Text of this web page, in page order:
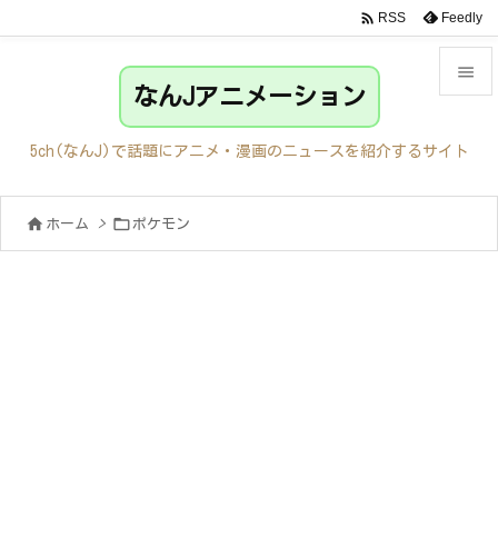

サイド
前へ
 RSS Feedly
なんJアニメーション
5ch(なんJ)で話題にアニメ・漫画のニュースを紹介するサイト
 ホーム > ポケモン